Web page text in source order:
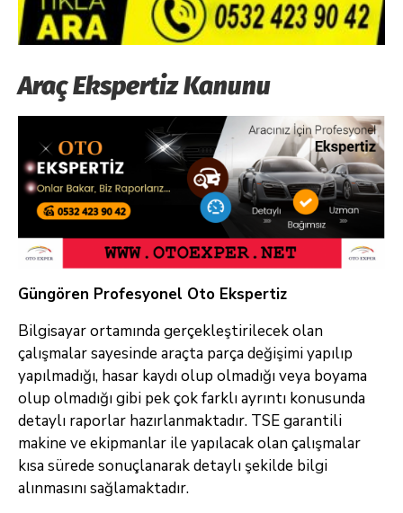
Araç Ekspertiz Kanunu
Güngören Profesyonel Oto Ekspertiz
Bilgisayar ortamında gerçekleştirilecek olan
çalışmalar sayesinde araçta parça değişimi yapılıp
yapılmadığı, hasar kaydı olup olmadığı veya boyama
olup olmadığı gibi pek çok farklı ayrıntı konusunda
detaylı raporlar hazırlanmaktadır. TSE garantili
makine ve ekipmanlar ile yapılacak olan çalışmalar
kısa sürede sonuçlanarak detaylı şekilde bilgi
alınmasını sağlamaktadır.